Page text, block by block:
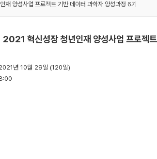
양성사업 프로젝트 기반 데이터 과학자 양성과정 6기
2021 혁신성장 청년인재 양성사업 프로젝
년 10월 29일 (120일)